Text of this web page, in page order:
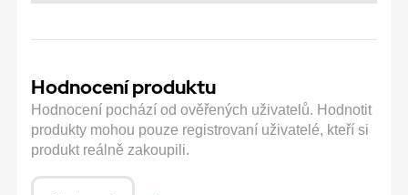
Hodnocení produktu
Hodnocení pochází od ověřených uživatelů. Hodnotit
produkty mohou pouze registrovaní uživatelé, kteří si
produkt reálně zakoupili.